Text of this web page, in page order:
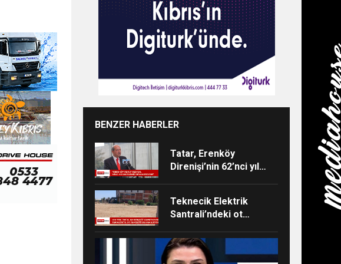
BENZER HABERLER
Tatar, Erenköy
Direnişi’nin 62’nci yıl
Teknecik Elektrik
Santrali’ndeki ot
Temmuz’dan beri
devam ediyor